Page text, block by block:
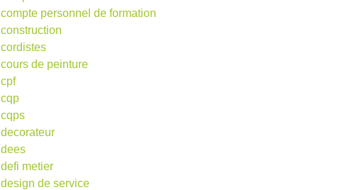
compte personnel de formation
construction
cordistes
cours de peinture
cpf
cqp
cqps
decorateur
dees
defi metier
design de service